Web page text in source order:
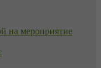
на мероприятие